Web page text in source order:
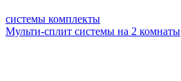
системы комплекты
Мульти-сплит системы на 2 комнаты